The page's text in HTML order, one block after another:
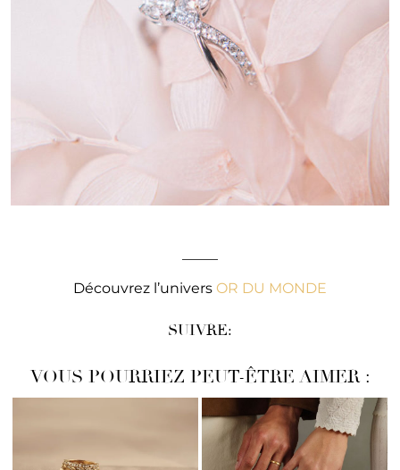
Découvrez l’univers OR DU MONDE
SUIVRE:
VOUS POURRIEZ PEUT-ÊTRE AIMER :